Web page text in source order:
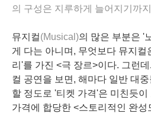
의 구성은 지루하게 늘어지기까
뮤지컬(Musical)의 많은 부분은 '
게 다는 아니며, 무엇보다 뮤지컬
리'를 가진 <극 장르>이다. 그런
컬 공연을 보면, 해마다 일반 대
할 정도로 '티켓 가격'은 미친듯
가격에 합당한 <스토리적인 완성